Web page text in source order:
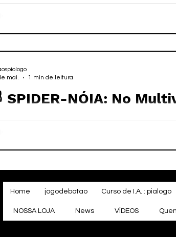
FINAL CHEIO DE
CONFIA
SPIDER-NÓIA: No
#spidernoir
mai.
1 min de leitura
Home jogodebotao Curso de I.A. : pialogo
NOSSA LOJA News VÍDEOS